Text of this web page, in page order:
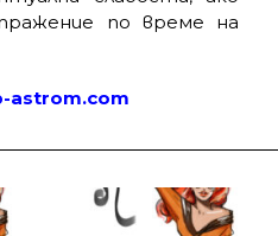
по време на
astrom.com